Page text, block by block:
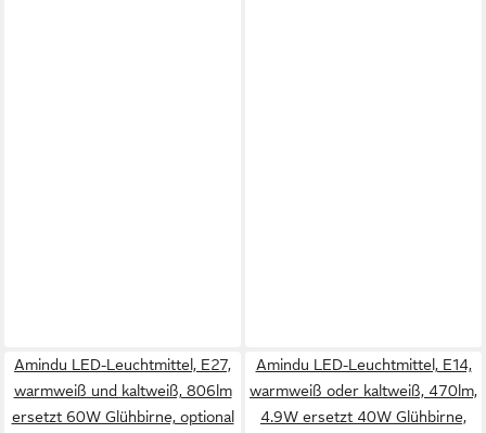
Amindu LED-Leuchtmittel, E27,
warmweiß und kaltweiß, 806lm
ersetzt 60W Glühbirne, optional
Amindu LED-Leuchtmittel, E14,
warmweiß oder kaltweiß, 470lm,
4.9W ersetzt 40W Glühbirne,